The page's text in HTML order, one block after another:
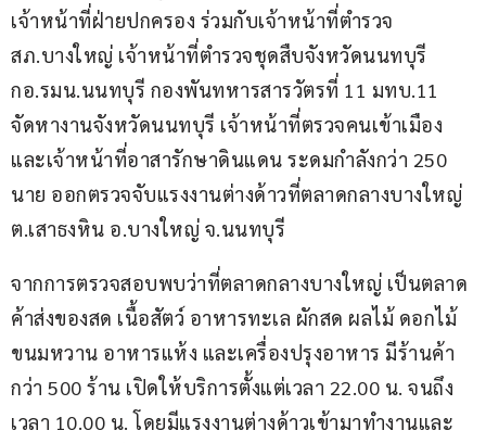
เจ้าหน้าที่ฝ่ายปกครอง ร่วมกับเจ้าหน้าที่ตำรวจ
สภ.บางใหญ่ เจ้าหน้าที่ตำรวจชุดสืบจังหวัดนนทบุรี
กอ.รมน.นนทบุรี กองพันทหารสารวัตรที่ 11 มทบ.11
จัดหางานจังหวัดนนทบุรี เจ้าหน้าที่ตรวจคนเข้าเมือง
และเจ้าหน้าที่อาสารักษาดินแดน ระดมกำลังกว่า 250
นาย ออกตรวจจับแรงงานต่างด้าวที่ตลาดกลางบางใหญ่
ต.เสาธงหิน อ.บางใหญ่ จ.นนทบุรี
จากการตรวจสอบพบว่าที่ตลาดกลางบางใหญ่ เป็นตลาด
ค้าส่งของสด เนื้อสัตว์ อาหารทะเล ผักสด ผลไม้ ดอกไม้
ขนมหวาน อาหารแห้ง และเครื่องปรุงอาหาร มีร้านค้า
กว่า 500 ร้าน เปิดให้บริการตั้งแต่เวลา 22.00 น. จนถึง
เวลา 10.00 น. โดยมีแรงงานต่างด้าวเข้ามาทำงานและ